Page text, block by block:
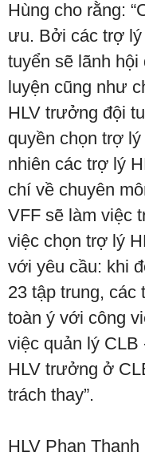
Hùng cho rằng:
ưu. Bởi các trợ
tuyển sẽ lãnh hội
luyện cũng như
HLV trưởng đội
quyền chọn trợ
nhiên các trợ lý
chí về chuyên
VFF sẽ làm việc
việc chọn trợ lý
với yêu cầu: khi
23 tập trung, các
toàn ý với công
việc quản lý
HLV trưởng ở
trách thay”.
HLV Phan